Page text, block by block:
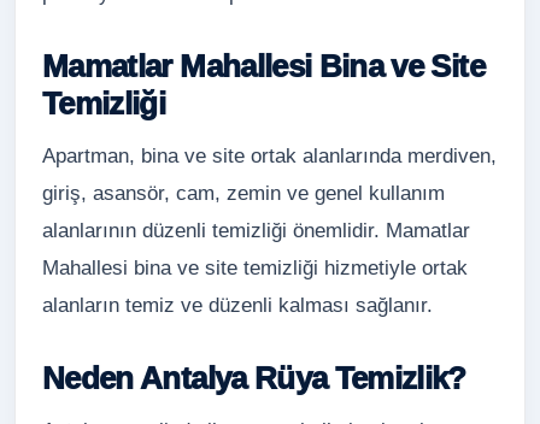
Mamatlar Mahallesi Bina ve Site
Temizliği
Apartman, bina ve site ortak alanlarında merdiven,
giriş, asansör, cam, zemin ve genel kullanım
alanlarının düzenli temizliği önemlidir. Mamatlar
Mahallesi bina ve site temizliği hizmetiyle ortak
alanların temiz ve düzenli kalması sağlanır.
Neden Antalya Rüya Temizlik?